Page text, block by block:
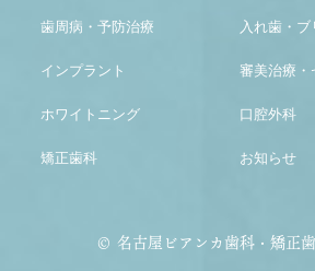
歯周病・予防治療 入れ歯・ブ
インプラント 審美治療・
ホワイトニング 口腔外科
矯正歯科 お知らせ
© 名古屋ビアンカ歯科・矯正